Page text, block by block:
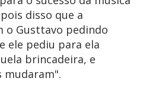
disso que a
o Gusttavo pedindo
ele pediu para ela
brincadeira, e
mudaram".